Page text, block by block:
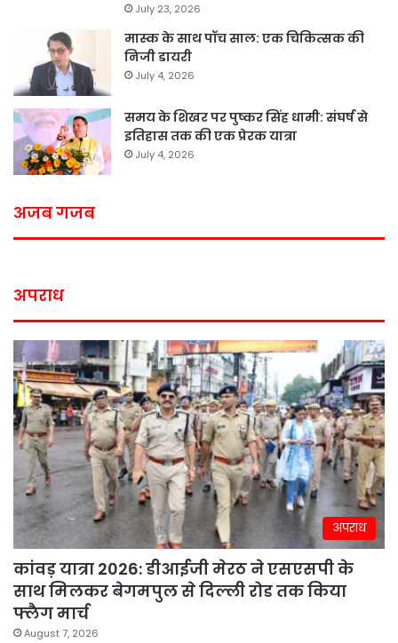
July 23, 2026
मास्क के साथ पॉच साल: एक चिकित्सक की
निजी डायरी
July 4, 2026
समय के शिखर पर पुष्कर सिंह धामी: संघर्ष से
इतिहास तक की एक प्रेरक यात्रा
July 4, 2026
अजब गजब
अपराध
अपराध
कांवड़ यात्रा 2026: डीआईजी मेरठ ने एसएसपी के
साथ मिलकर बेगमपुल से दिल्ली रोड तक किया
फ्लैग मार्च
August 7, 2026